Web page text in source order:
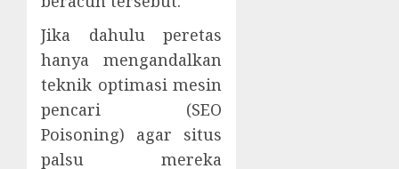
Jika dahulu peretas
hanya mengandalkan
teknik optimasi mesin
pencari (SEO
Poisoning) agar situs
palsu mereka